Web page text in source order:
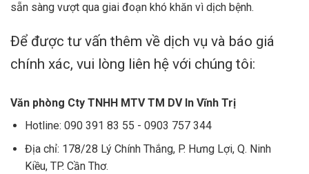
sẵn sàng vượt qua giai đoạn khó khăn vì dịch bệnh.
Để được tư vấn thêm về dịch vụ và báo giá
chính xác, vui lòng liên hệ với chúng tôi:
Văn phòng Cty TNHH MTV TM DV In Vĩnh Trị
Hotline: 090 391 83 55 - 0903 757 344
Địa chỉ: 178/28 Lý Chính Thắng, P. Hưng Lợi, Q. Ninh
Kiều, TP. Cần Thơ.